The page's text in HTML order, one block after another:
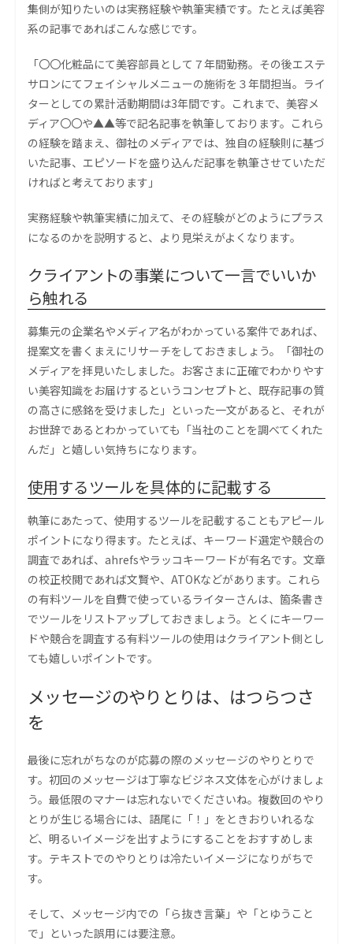
集側が知りたいのは実務経験や執筆実績です。たとえば美容
系の記事であればこんな感じです。
「〇〇化粧品にて美容部員として７年間勤務。その後エステ
サロンにてフェイシャルメニューの施術を３年間担当。ライ
ターとしての累計活動期間は3年間です。これまで、美容メ
ディア〇〇や▲▲等で記名記事を執筆しております。これら
の経験を踏まえ、御社のメディアでは、独自の経験則に基づ
いた記事、エピソードを盛り込んだ記事を執筆させていただ
ければと考えております」
実務経験や執筆実績に加えて、その経験がどのようにプラス
になるのかを説明すると、より見栄えがよくなります。
クライアントの事業について一言でいいか
ら触れる
募集元の企業名やメディア名がわかっている案件であれば、
提案文を書くまえにリサーチをしておきましょう。「御社の
メディアを拝見いたしました。お客さまに正確でわかりやす
い美容知識をお届けするというコンセプトと、既存記事の質
の高さに感銘を受けました」といった一文があると、それが
お世辞であるとわかっていても「当社のことを調べてくれた
んだ」と嬉しい気持ちになります。
使用するツールを具体的に記載する
執筆にあたって、使用するツールを記載することもアピール
ポイントになり得ます。たとえば、キーワード選定や競合の
調査であれば、ahrefsやラッコキーワードが有名です。文章
の校正校閲であれば文賢や、ATOKなどがあります。これら
の有料ツールを自費で使っているライターさんは、箇条書き
でツールをリストアップしておきましょう。とくにキーワー
ドや競合を調査する有料ツールの使用はクライアント側とし
ても嬉しいポイントです。
メッセージのやりとりは、はつらつさ
を
最後に忘れがちなのが応募の際のメッセージのやりとりで
す。初回のメッセージは丁寧なビジネス文体を心がけましょ
う。最低限のマナーは忘れないでくださいね。複数回のやり
とりが生じる場合には、語尾に「！」をときおりいれるな
ど、明るいイメージを出すようにすることをおすすめしま
す。テキストでのやりとりは冷たいイメージになりがちで
す。
そして、メッセージ内での「ら抜き言葉」や「とゆうこと
で」といった誤用には要注意。